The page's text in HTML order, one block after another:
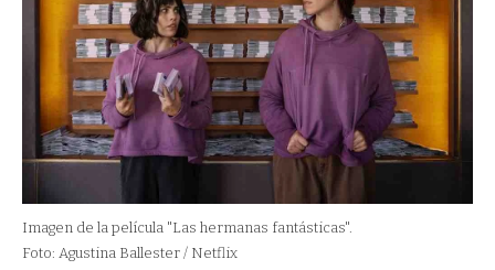
Imagen de la película "Las hermanas fantásticas".
Foto: Agustina Ballester / Netflix